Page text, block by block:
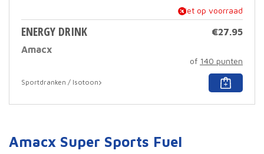
niet op voorraad
ENERGY DRINK
Amacx
€27.95
of 140 punten
Sportdranken / Isotoon
Dit
Amacx Super Sports Fuel